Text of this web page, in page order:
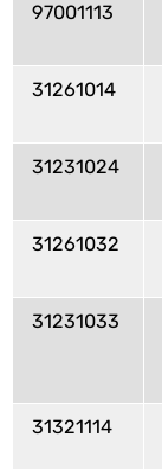
97001113
31261014
31231024
31261032
31231033
31321114